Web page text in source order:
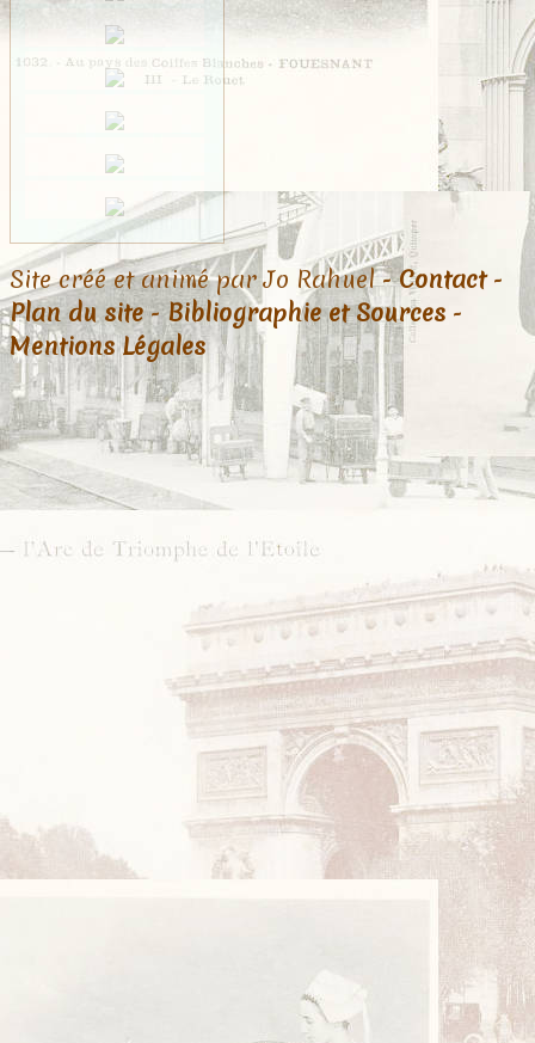
Site créé et animé par Jo Rahuel -Contact-
Plan du site-Bibliographie et Sources -
Mentions Légales